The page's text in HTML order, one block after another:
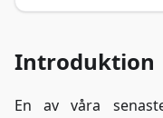
Introduktion
En av våra